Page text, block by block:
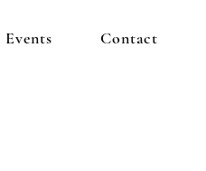
Events Contact